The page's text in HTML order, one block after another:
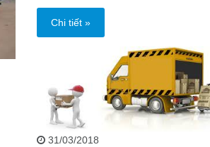
Chi tiết »
31/03/2018